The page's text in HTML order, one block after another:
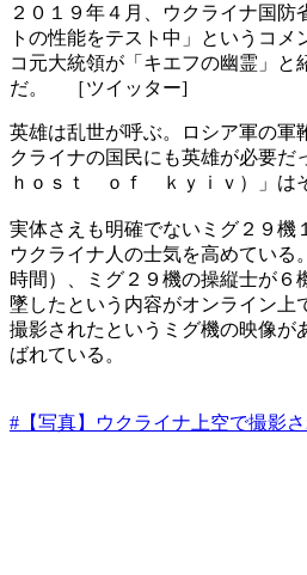
２０１９年４月、ウクライナ国防
トの性能をテスト中」というコ
コ元大統領が「キエフの幽霊」と
だ。 ［ツイッター]
英雄は乱世が呼ぶ。ロシア軍の軍
クライナの国民にも英雄が必要だ
ｈｏｓｔ ｏｆ ｋｙｉｖ）」は
実体さえも明確でないミグ２９機
ウクライナ人の士気を高めている
時間）、ミグ２９機の操縦士が６
墜したという内容がオンライン上
撮影されたというミグ機の映像が
ばれている。
#【写真】ウクライナ上空で撮影